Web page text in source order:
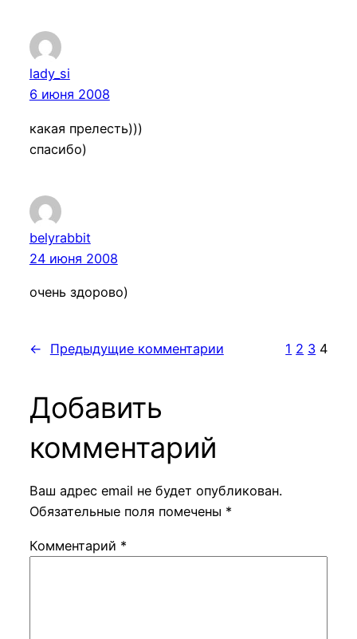
lady_si
6 июня 2008
какая прелесть)))
спасибо)
belyrabbit
24 июня 2008
очень здорово)
← Предыдущие комментарии 1 2 3 4
Добавить
комментарий
Ваш адрес email не будет опубликован.
Обязательные поля помечены *
Комментарий *